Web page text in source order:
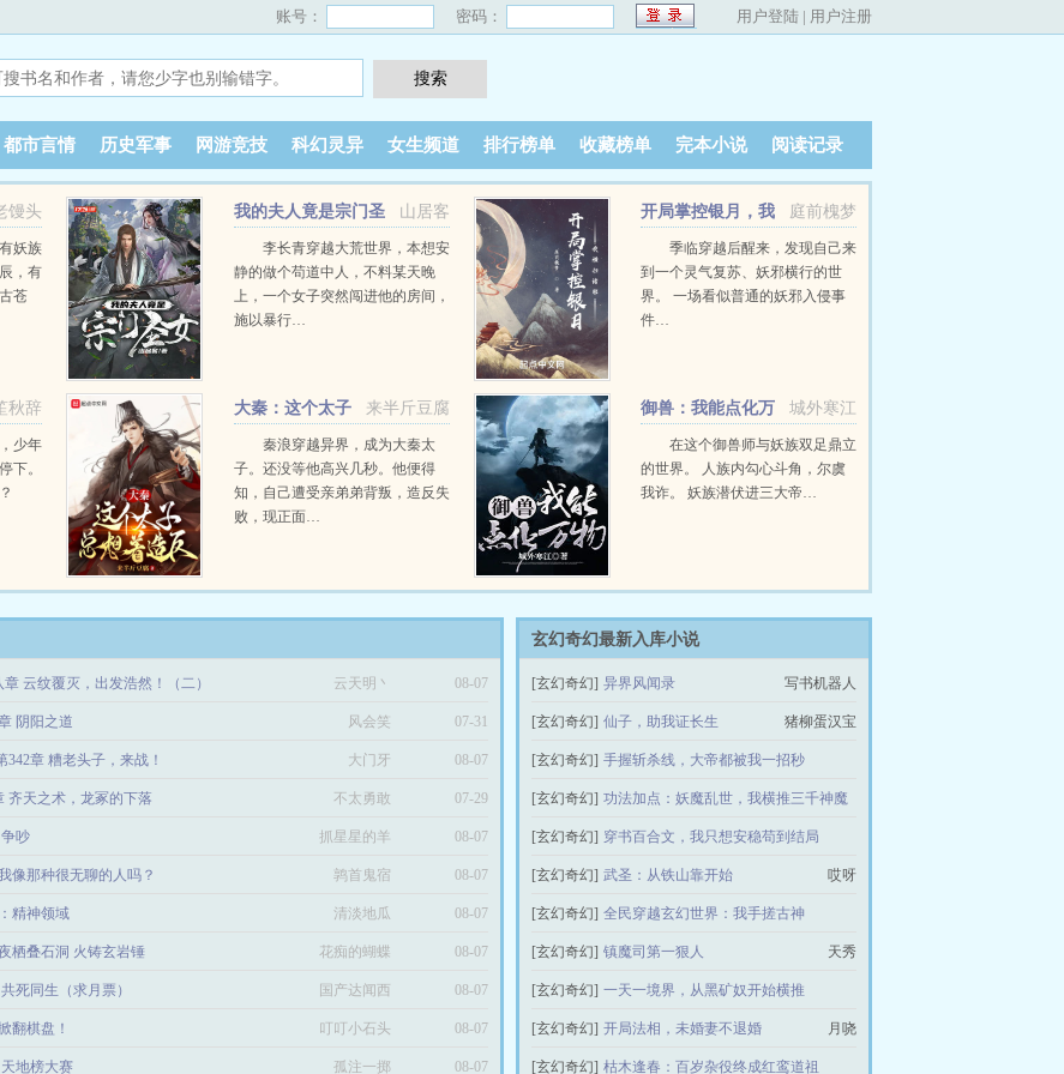
账号： 密码： 用户登陆 | 用户注册
都市言情 历史军事 网游竞技 科幻灵异 女生频道 排行榜单 收藏榜单 完本小说 阅读记录
馒头
妖族
，有
苍
山居客
我的夫人竟是宗门圣
李长青穿越大荒世界，本想安
静的做个苟道中人，不料某天晚
上，一个女子突然闯进他的房间，
施以暴行…
庭前槐梦
开局掌控银月，我
横扫诸邪
季临穿越后醒来，发现自己来
到一个灵气复苏、妖邪横行的世
界。 一场看似普通的妖邪入侵事
件…
秋辞
少年
下。
来半斤豆腐
大秦：这个太子
总想着造反
秦浪穿越异界，成为大秦太
子。还没等他高兴几秒。他便得
知，自己遭受亲弟弟背叛，造反失
败，现正面…
城外寒江
御兽：我能点化万
在这个御兽师与妖族双足鼎立
的世界。 人族内勾心斗角，尔虞
我诈。 妖族潜伏进三大帝…
云纹覆灭，出发浩然！（二） 云天明丶 08-07
阴阳之道 风会笑 07-31
342章 糟老头子，来战！ 大门牙 08-07
齐天之术，龙冢的下落 不太勇敢 07-29
吵 抓星星的羊 08-07
像那种很无聊的人吗？ 鹑首鬼宿 08-07
精神领域 清淡地瓜 08-07
栖叠石洞 火铸玄岩锤 花痴的蝴蝶 08-07
死同生（求月票） 国产达闻西 08-07
翻棋盘！ 叮叮小石头 08-07
地榜大赛 孤注一掷 08-07
玄幻奇幻最新入库小说
[玄幻奇幻] 异界风闻录 写书机器人
[玄幻奇幻] 仙子，助我证长生 猪柳蛋汉宝
[玄幻奇幻] 手握斩杀线，大帝都被我一招秒
史上最帅作者
[玄幻奇幻] 功法加点：妖魔乱世，我横推三千神魔
纵谷观
[玄幻奇幻] 穿书百合文，我只想安稳苟到结局
瑰夏真好喝
[玄幻奇幻] 武圣：从铁山靠开始 哎呀
[玄幻奇幻] 全民穿越玄幻世界：我手搓古神
琥珀纽扣
[玄幻奇幻] 镇魔司第一狠人 天秀
[玄幻奇幻] 一天一境界，从黑矿奴开始横推
迷茫幻想家
[玄幻奇幻] 开局法相，未婚妻不退婚 月哓
[玄幻奇幻] 枯木逢春：百岁杂役终成红鸾道祖